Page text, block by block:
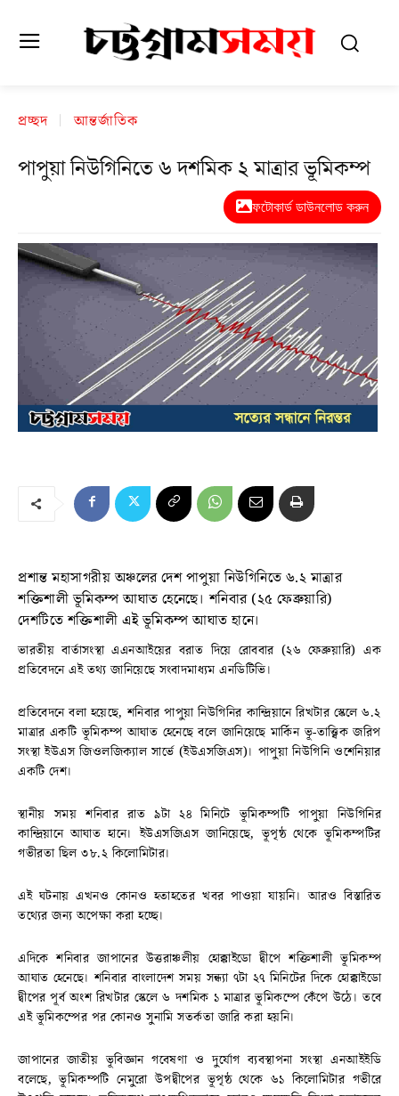
প্রচ্ছদ আন্তর্জাতিক
পাপুয়া নিউগিনিতে ৬ দশমিক ২ মাত্রার ভূমিকম্প
ফটোকার্ড ডাউনলোড করুন
প্রশান্ত মহাসাগরীয় অঞ্চলের দেশ পাপুয়া নিউগিনিতে ৬.২ মাত্রার
শক্তিশালী ভূমিকম্প আঘাত হেনেছে। শনিবার (২৫ ফেব্রুয়ারি)
দেশটিতে শক্তিশালী এই ভূমিকম্প আঘাত হানে।
ভারতীয় বার্তাসংস্থা এএনআইয়ের বরাত দিয়ে রোববার (২৬ ফেব্রুয়ারি) এক
প্রতিবেদনে এই তথ্য জানিয়েছে সংবাদমাধ্যম এনডিটিভি।
প্রতিবেদনে বলা হয়েছে, শনিবার পাপুয়া নিউগিনির কান্দ্রিয়ানে রিখটার স্কেলে ৬.২
মাত্রার একটি ভূমিকম্প আঘাত হেনেছে বলে জানিয়েছে মার্কিন ভূ-তাত্ত্বিক জরিপ
সংস্থা ইউএস জিওলজিক্যাল সার্ভে (ইউএসজিএস)। পাপুয়া নিউগিনি ওশেনিয়ার
একটি দেশ।
স্থানীয় সময় শনিবার রাত ৯টা ২৪ মিনিটে ভূমিকম্পটি পাপুয়া নিউগিনির
কান্দ্রিয়ানে আঘাত হানে। ইউএসজিএস জানিয়েছে, ভূপৃষ্ঠ থেকে ভূমিকম্পটির
গভীরতা ছিল ৩৮.২ কিলোমিটার।
এই ঘটনায় এখনও কোনও হতাহতের খবর পাওয়া যায়নি। আরও বিস্তারিত
তথ্যের জন্য অপেক্ষা করা হচ্ছে।
এদিকে শনিবার জাপানের উত্তরাঞ্চলীয় হোক্কাইডো দ্বীপে শক্তিশালী ভূমিকম্প
আঘাত হেনেছে। শনিবার বাংলাদেশ সময় সন্ধ্যা ৭টা ২৭ মিনিটের দিকে হোক্কাইডো
দ্বীপের পূর্ব অংশ রিখটার স্কেলে ৬ দশমিক ১ মাত্রার ভূমিকম্পে কেঁপে উঠে। তবে
এই ভূমিকম্পের পর কোনও সুনামি সতর্কতা জারি করা হয়নি।
জাপানের জাতীয় ভূবিজ্ঞান গবেষণা ও দুর্যোগ ব্যবস্থাপনা সংস্থা এনআইইডি
বলেছে, ভূমিকম্পটি নেমুরো উপদ্বীপের ভূপৃষ্ঠ থেকে ৬১ কিলোমিটার গভীরে